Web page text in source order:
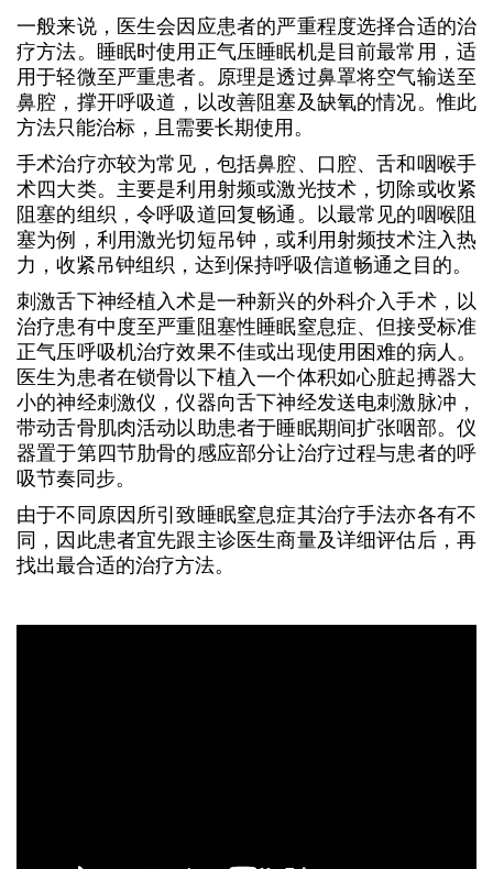
一般来说，医生会因应患者的严重程度选择合适的治
疗方法。睡眠时使用正气压睡眠机是目前最常用，适
用于轻微至严重患者。原理是透过鼻罩将空气输送至
鼻腔，撑开呼吸道，以改善阻塞及缺氧的情况。惟此
方法只能治标，且需要长期使用。
手术治疗亦较为常见，包括鼻腔、口腔、舌和咽喉手
术四大类。主要是利用射频或激光技术，切除或收紧
阻塞的组织，令呼吸道回复畅通。以最常见的咽喉阻
塞为例，利用激光切短吊钟，或利用射频技术注入热
力，收紧吊钟组织，达到保持呼吸信道畅通之目的。
刺激舌下神经植入术是一种新兴的外科介入手术，以
治疗患有中度至严重阻塞性睡眠窒息症、但接受标准
正气压呼吸机治疗效果不佳或出现使用困难的病人。
医生为患者在锁骨以下植入一个体积如心脏起搏器大
小的神经刺激仪，仪器向舌下神经发送电刺激脉冲，
带动舌骨肌肉活动以助患者于睡眠期间扩张咽部。仪
器置于第四节肋骨的感应部分让治疗过程与患者的呼
吸节奏同步。
由于不同原因所引致睡眠窒息症其治疗手法亦各有不
同，因此患者宜先跟主诊医生商量及详细评估后，再
找出最合适的治疗方法。